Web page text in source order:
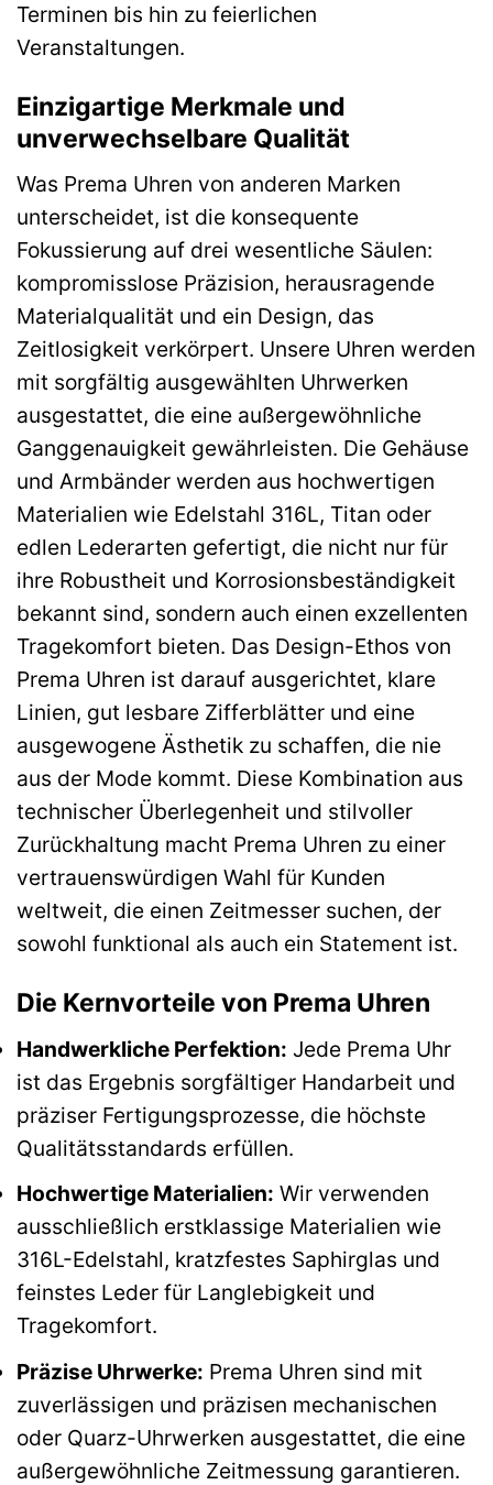
Terminen bis hin zu feierlichen
Veranstaltungen.
Einzigartige Merkmale und
unverwechselbare Qualität
Was Prema Uhren von anderen Marken
unterscheidet, ist die konsequente
Fokussierung auf drei wesentliche Säulen:
kompromisslose Präzision, herausragende
Materialqualität und ein Design, das
Zeitlosigkeit verkörpert. Unsere Uhren werden
mit sorgfältig ausgewählten Uhrwerken
ausgestattet, die eine außergewöhnliche
Ganggenauigkeit gewährleisten. Die Gehäuse
und Armbänder werden aus hochwertigen
Materialien wie Edelstahl 316L, Titan oder
edlen Lederarten gefertigt, die nicht nur für
ihre Robustheit und Korrosionsbeständigkeit
bekannt sind, sondern auch einen exzellenten
Tragekomfort bieten. Das Design-Ethos von
Prema Uhren ist darauf ausgerichtet, klare
Linien, gut lesbare Zifferblätter und eine
ausgewogene Ästhetik zu schaffen, die nie
aus der Mode kommt. Diese Kombination aus
technischer Überlegenheit und stilvoller
Zurückhaltung macht Prema Uhren zu einer
vertrauenswürdigen Wahl für Kunden
weltweit, die einen Zeitmesser suchen, der
sowohl funktional als auch ein Statement ist.
Die Kernvorteile von Prema Uhren
Handwerkliche Perfektion: Jede Prema Uhr
ist das Ergebnis sorgfältiger Handarbeit und
präziser Fertigungsprozesse, die höchste
Qualitätsstandards erfüllen.
Hochwertige Materialien: Wir verwenden
ausschließlich erstklassige Materialien wie
316L-Edelstahl, kratzfestes Saphirglas und
feinstes Leder für Langlebigkeit und
Tragekomfort.
Präzise Uhrwerke: Prema Uhren sind mit
zuverlässigen und präzisen mechanischen
oder Quarz-Uhrwerken ausgestattet, die eine
außergewöhnliche Zeitmessung garantieren.